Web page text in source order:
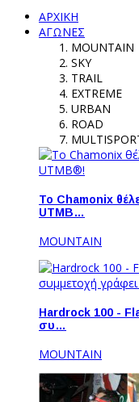
ΑΡΧΙΚΗ
ΑΓΩΝΕΣ
MOUNTAIN
SKY
TRAIL
EXTREME
URBAN
ROAD
Το Chamonix
UTMB…
MOUNTAIN
Hardrock 100 -
συ…
MOUNTAIN